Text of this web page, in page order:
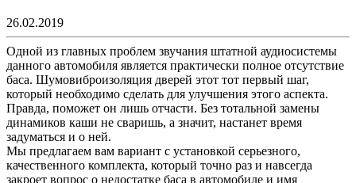
26.02.2019
Одной из главных проблем звучания штатной аудиосистемы
данного автомобиля является практически полное отсутствие
баса. Шумовиброизоляция дверей этот тот первый шаг,
который необходимо сделать для улучшения этого аспекта.
Правда, поможет он лишь отчасти. Без тотальной замены
динамиков каши не сваришь, а значит, настанет время
задуматься и о ней.
Мы предлагаем вам вариант с установкой серьезного,
качественного комплекта, который точно раз и навсегда
закроет вопрос о недостатке баса в автомобиле и имя